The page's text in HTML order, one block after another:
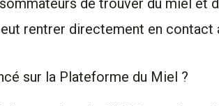
rentrer directement en contact
sur la Plateforme du Miel ?